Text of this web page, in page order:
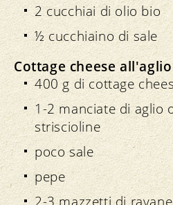
2 cucchiai di olio bio
½ cucchiaino di sale
Cottage cheese
400 g di cottage
1-2 manciate di aglio
striscioline
poco sale
pepe